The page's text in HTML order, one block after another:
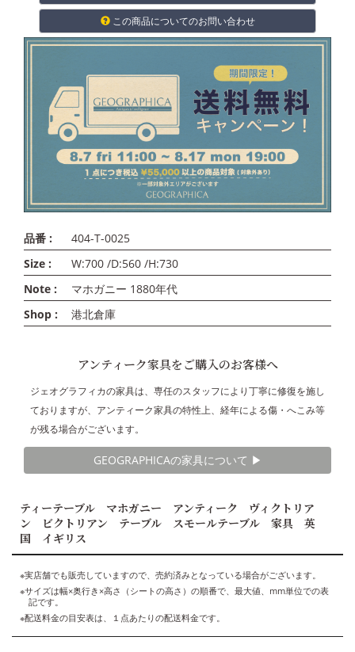
この商品についてのお問い合わせ
品番 :
404-T-0025
Size :
W:700 /D:560 /H:730
Note :
マホガニー 1880年代
Shop :
港北倉庫
アンティーク家具をご購入のお客様へ
ジェオグラフィカの家具は、専任のスタッフにより丁寧に修復を施し
ておりますが、アンティーク家具の特性上、経年による傷・へこみ等
が残る場合がございます。
GEOGRAPHICAの家具について ▶︎
ティーテーブル マホガニー アンティーク ヴィクトリア
ン ビクトリアン テーブル スモールテーブル 家具 英
国 イギリス
※実店舗でも販売していますので、売約済みとなっている場合がございます。
※サイズは幅×奥行き×高さ（シートの高さ）の順番で、最大値、mm単位での表
記です。
※配送料金の目安表は、１点あたりの配送料金です。